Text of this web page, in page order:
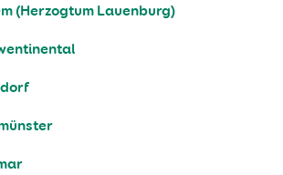
(Herzogtum Lauenburg)